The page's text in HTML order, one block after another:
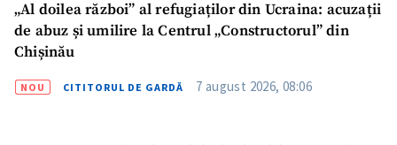
„Al doilea război” al refugiaților din Ucraina: acuzații
de abuz și umilire la Centrul „Constructorul” din
Chișinău
NOU CITITORUL DE GARDĂ 7 august 2026, 08:06